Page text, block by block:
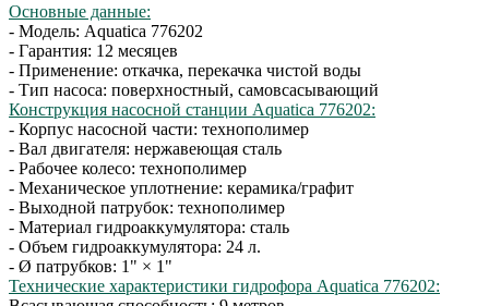
Основные данные:
- Модель: Aquatica 776202
- Гарантия: 12 месяцев
- Применение: откачка, перекачка чистой воды
- Тип насоса: поверхностный, самовсасывающий
Конструкция насосной станции Aquatica 776202:
- Корпус насосной части: технополимер
- Вал двигателя: нержавеющая сталь
- Рабочее колесо: технополимер
- Механическое уплотнение: керамика/графит
- Выходной патрубок: технополимер
- Материал гидроаккумулятора: сталь
- Объем гидроаккумулятора: 24 л.
- Ø патрубков: 1" × 1"
Технические характеристики гидрофора Aquatica 776202: